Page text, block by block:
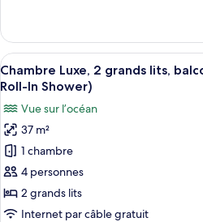
lits,
baignoire
avec
barres
d’appui
(Mobility
Accessible,
Hokupa'a
Tower)
le
type
de
chambre
Club,
2
grands
lits,
baignoire
barres
d’appui
Afficher
toutes
photos
pour
ce
type
de
chambre :
8
Chambre Luxe, 2 grands lits,
Roll-In Shower)
Vue sur l’océan
37 m²
1 chambre
4 personnes
2 grands lits
Internet par câble gratuit